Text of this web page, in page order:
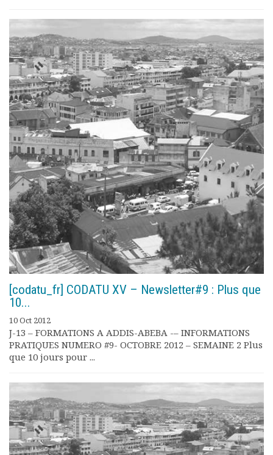
[codatu_fr] CODATU XV – Newsletter#9 : Plus que
10...
10 Oct 2012
J-13 – FORMATIONS A ADDIS-ABEBA -– INFORMATIONS
PRATIQUES NUMERO #9- OCTOBRE 2012 – SEMAINE 2 Plus
que 10 jours pour ...